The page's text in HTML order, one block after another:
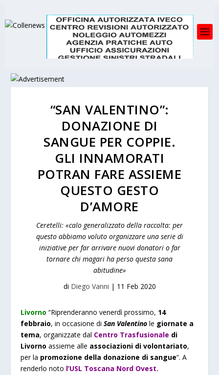
“SAN VALENTINO”:
DONAZIONE DI
SANGUE PER COPPIE.
GLI INNAMORATI
POTRAN FARE ASSIEME
QUESTO GESTO
D’AMORE
Ceretelli: «calo generalizzato della raccolta: per
questo abbiamo voluto organizzare una serie di
iniziative per far arrivare nuovi donatori o far
tornare chi magari ha perso questa sana
abitudine»
di Diego Vanni | 11 Feb 2020
Livorno“Riprenderanno venerdì prossimo, 14
febbraio, in occasione diSan Valentino le giornate a
tema, organizzate dal Centro Trasfusionale di
Livorno assieme alle associazioni di volontariato,
per la promozione della donazione di sangue“. A
renderlo noto l’USL Toscana Nord Ovest.